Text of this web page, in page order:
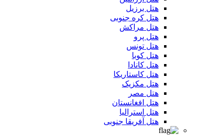
هتل برزیل
هتل کره جنوبی
هتل مراکش
هتل پرو
هتل تونس
هتل کوبا
هتل کانادا
هتل کاستاریکا
هتل مکزیک
هتل مصر
هتل افغانستان
هتل استرالیا
هتل آفریقا جنوبی